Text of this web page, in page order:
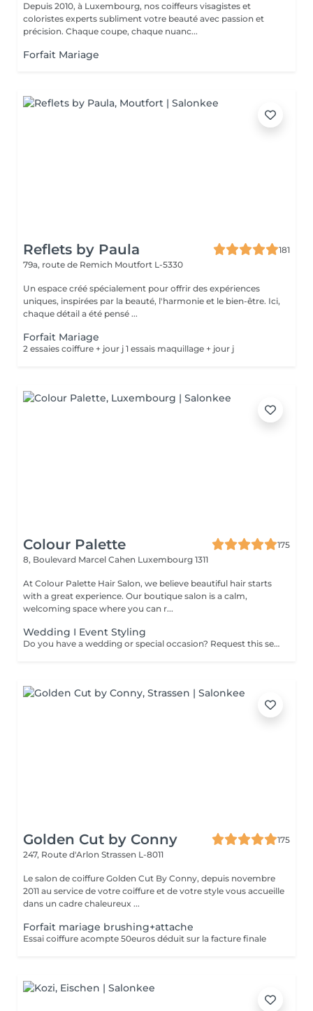
Depuis 2010, à Luxembourg, nos coiffeurs visagistes et
coloristes experts subliment votre beauté avec passion et
précision. Chaque coupe, chaque nuanc...
Forfait Mariage
Reflets by Paula
181
79a, route de Remich Moutfort L-5330
Un espace créé spécialement pour offrir des expériences
uniques, inspirées par la beauté, l'harmonie et le bien-être. Ici,
chaque détail a été pensé ...
Forfait Mariage
2 essaies coiffure + jour j 1 essais maquillage + jour j
Colour Palette
175
8, Boulevard Marcel Cahen Luxembourg 1311
At Colour Palette Hair Salon, we believe beautiful hair starts
with a great experience. Our boutique salon is a calm,
welcoming space where you can r...
Wedding I Event Styling
Do you have a wedding or special occasion? Request this service by email and include photos of your current hair and desired look
Golden Cut by Conny
175
247, Route d'Arlon Strassen L-8011
Le salon de coiffure Golden Cut By Conny, depuis novembre
2011 au service de votre coiffure et de votre style vous accueille
dans un cadre chaleureux ...
Forfait mariage brushing+attache
Essai coiffure acompte 50euros déduit sur la facture finale